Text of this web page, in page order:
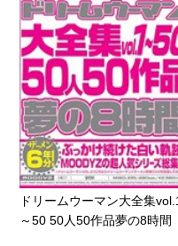
ドリームウーマン大全集
～50 50人50作品夢の8時間